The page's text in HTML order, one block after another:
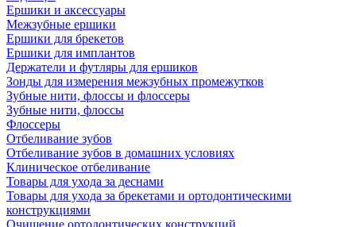
Ершики и аксессуары
Межзубные ершики
Ершики для брекетов
Ершики для имплантов
Держатели и футляры для ершиков
Зонды для измерения межзубных промежутков
Зубные нити, флоссы и флоссеры
Зубные нити, флоссы
Флоссеры
Отбеливание зубов
Отбеливание зубов в домашних условиях
Клиническое отбеливание
Товары для ухода за деснами
Товары для ухода за брекетами и ортодонтическими
конструкциями
Очищение ортодонтических конструкций